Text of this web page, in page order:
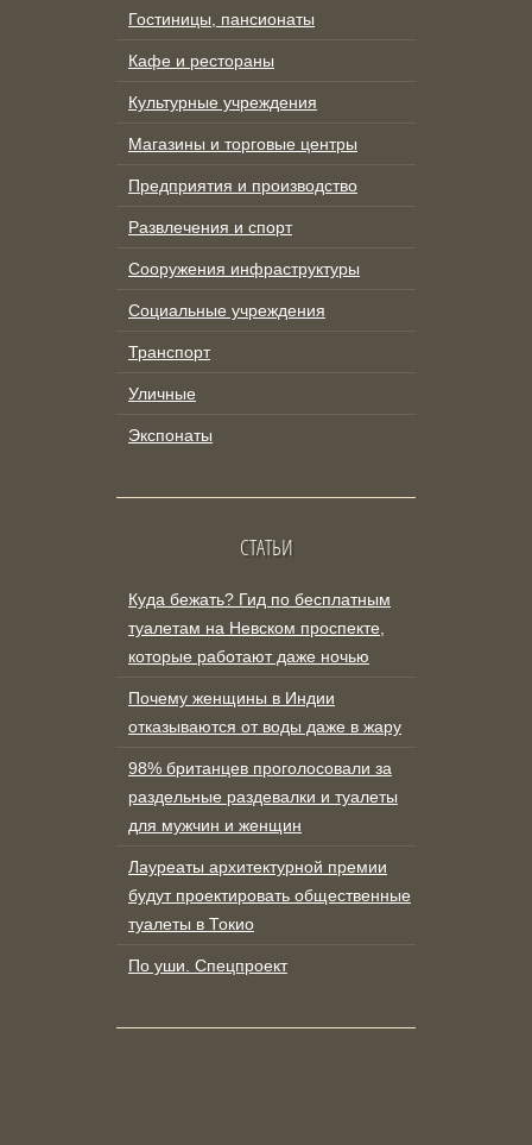
Гостиницы, пансионаты
Кафе и рестораны
Культурные учреждения
Магазины и торговые центры
Предприятия и производство
Развлечения и спорт
Сооружения инфраструктуры
Социальные учреждения
Транспорт
Уличные
Экспонаты
СТАТЬИ
Куда бежать? Гид по бесплатным
туалетам на Невском проспекте,
которые работают даже ночью
Почему женщины в Индии
отказываются от воды даже в жару
98% британцев проголосовали за
раздельные раздевалки и туалеты
для мужчин и женщин
Лауреаты архитектурной премии
будут проектировать общественные
туалеты в Токио
По уши. Спецпроект